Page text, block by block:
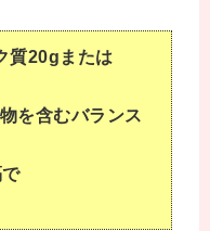
質20gまたは
を含むバランス